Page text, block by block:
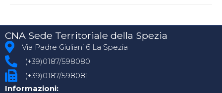
CNA Sede Territoriale della Spezia
Via Padre Giuliani 6 La Spezia
(+39)0187/598080
(+39)0187/598081
Informazioni: